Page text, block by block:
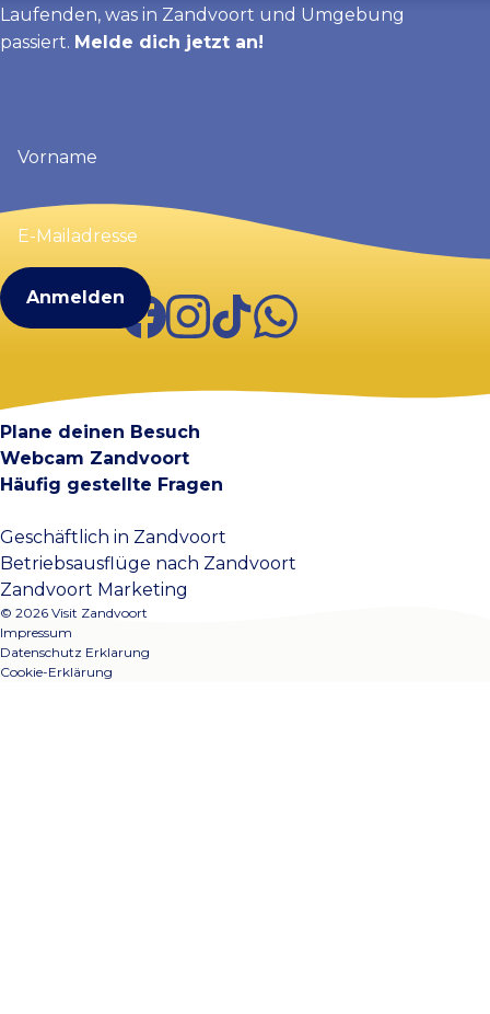
Laufenden, was in Zandvoort und Umgebung
passiert. Melde dich jetzt an!
(erforderlich)
E-
Mailadresse
FacebookInstagram
TikTokWhatsApp
Plane deinen Besuch
Webcam Zandvoort
Häufig gestellte Fragen
Geschäftlich in Zandvoort
Betriebsausflüge nach Zandvoort
Zandvoort Marketing
© 2026 Visit Zandvoort
Impressum
Datenschutz Erklarung
Cookie-Erklärung